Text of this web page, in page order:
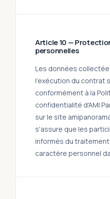
Article 10 —
personnelles
Les données
l'exécution du contrat
conformément à la
confidentialité d'AMI
sur le site
s'assure que les
informés du
caractère personnel